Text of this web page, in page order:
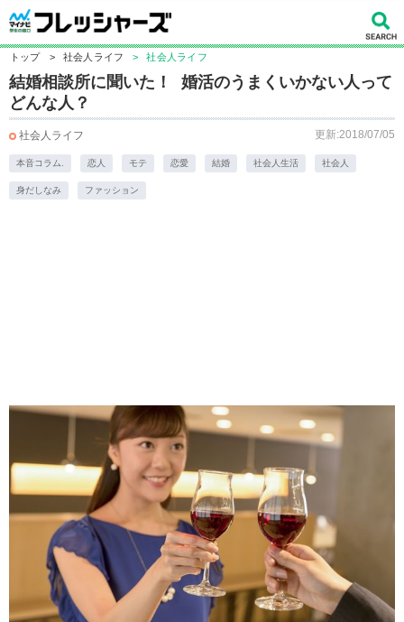
トップ > 社会人ライフ > 社会人ライフ
結婚相談所に聞いた！ 婚活のうまくいかない人って
どんな人？
社会人ライフ 更新:2018/07/05
本音コラム. 恋人 モテ 恋愛 結婚 社会人生活 社会人
身だしなみ ファッション